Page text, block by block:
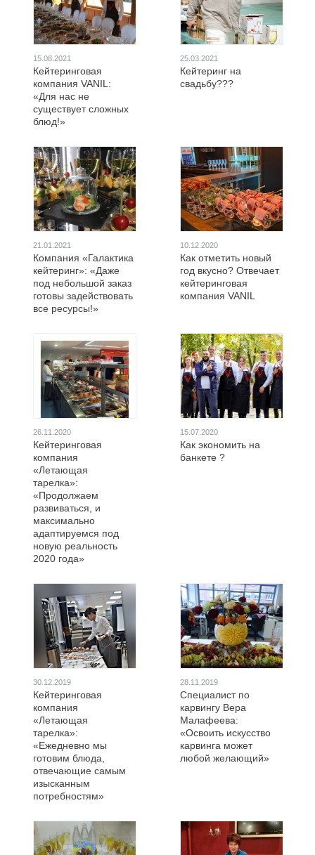
15.08.2021
Кейтеринговая
компания VANIL:
«Для нас не
существует сложных
блюд!»
25.03.2021
Кейтеринг на
свадьбу???
21.01.2021
Компания «Галактика
кейтеринг»: «Даже
под небольшой заказ
готовы задействовать
все ресурсы!»
10.12.2020
Как отметить новый
год вкусно? Отвечает
кейтеринговая
компания VANIL
26.11.2020
Кейтеринговая
компания
«Летающая
тарелка»:
«Продолжаем
развиваться, и
максимально
адаптируемся под
новую реальность
2020 года»
15.07.2020
Как экономить на
банкете ?
30.12.2019
Кейтеринговая
компания
«Летающая
тарелка»:
«Ежедневно мы
готовим блюда,
отвечающие самым
изысканным
потребностям»
28.11.2019
Специалист по
карвингу Вера
Малафеева:
«Освоить искусство
карвинга может
любой желающий»